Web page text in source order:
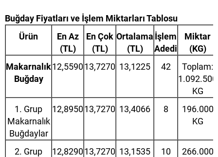
Buğday Fiyatları ve İşlem Miktarları Tablosu
Ürün
En Az
(TL)
En Çok
(TL)
Ortalama
(TL)
İşlem
Adedi
Miktar
(KG)
Makarnalık
Buğday
12,559013,7270 13,1225 42
Toplam:
1.092.500
KG
1. Grup
Makarnalık
Buğdaylar
12,895013,7270 13,4066 8
196.000
KG
2. Grup
12,829013,7270 13,1535 10
266.000